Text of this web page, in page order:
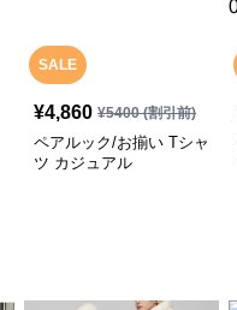
SALE
¥4,860 ¥5400(割引前)
ペアルック/お揃い Tシャ
ツ カジュアル